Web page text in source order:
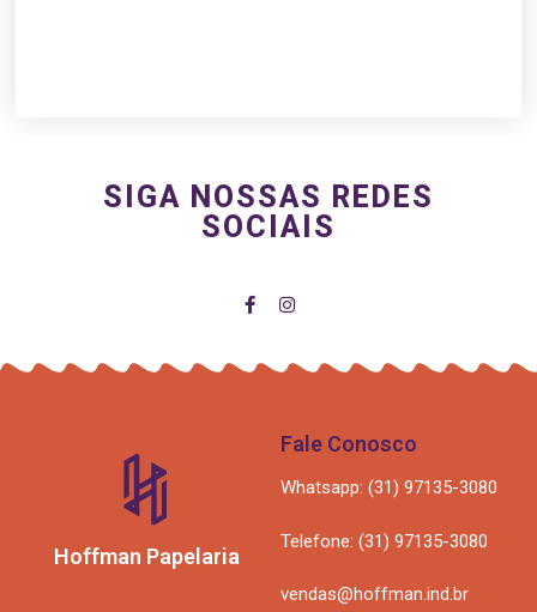
SIGA NOSSAS REDES
SOCIAIS
Hoffman Papelaria
Fale Conosco
Whatsapp: (31) 97135-3080
Telefone: (31) 97135-3080
vendas@hoffman.ind.br